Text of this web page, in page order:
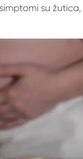
su žutica,